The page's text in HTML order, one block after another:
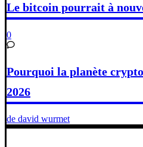
Le bitcoin pourrait à
0
Pourquoi la planète
2026
de david wurmet